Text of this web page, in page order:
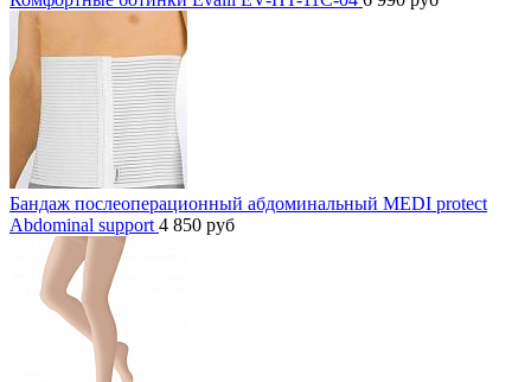
Бандаж послеоперационный абдоминальный MEDI protect
Abdominal support 4 850 руб